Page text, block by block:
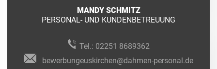
MANDY SCHMITZ
PERSONAL- UND KUNDENBETREUUNG
Tel.: 02251 8689362
bewerbungeuskirchen@dahmen-personal.de